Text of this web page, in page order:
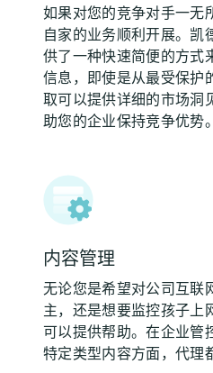
如果对您的竞争对手一无
自家的业务顺利开展。凯
供了一种快速简便的方式
信息，即使是从最受保护
取可以提供详细的市场洞
助您的企业保持竞争优势。
内容管理
无论您是希望对公司互联
主，还是想要监控孩子上
可以提供帮助。在企业管
特定类型内容方面，代理